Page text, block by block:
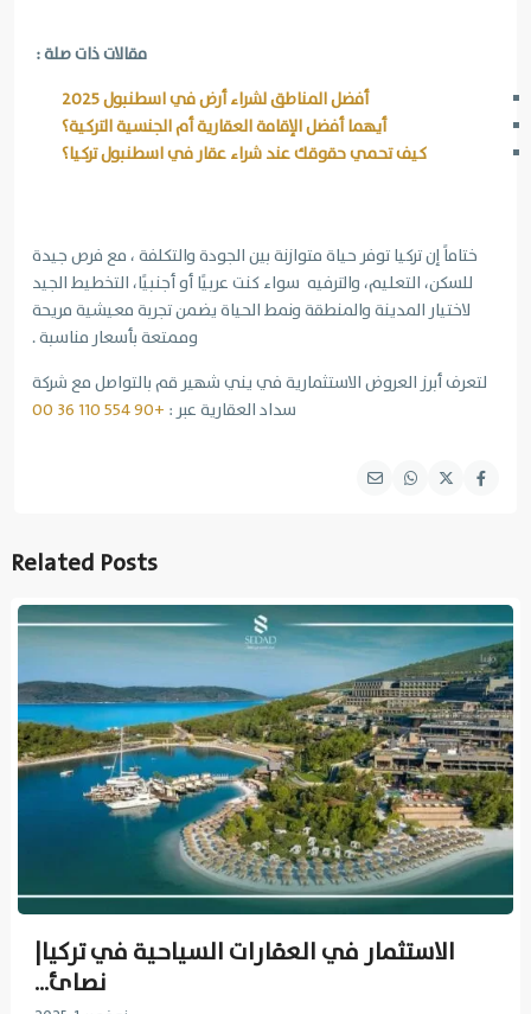
مقالات ذات صلة :
أفضل المناطق لشراء أرض في اسطنبول 2025
أيهما أفضل الإقامة العقارية أم الجنسية التركية؟
كيف تحمي حقوقك عند شراء عقار في اسطنبول تركيا؟
ختاماً إن تركيا توفر حياة متوازنة بين الجودة والتكلفة ، مع فرص جيدة
للسكن، التعليم، والترفيه سواء كنت عربيًا أو أجنبيًا، التخطيط الجيد
لاختيار المدينة والمنطقة ونمط الحياة يضمن تجربة معيشية مريحة
وممتعة بأسعار مناسبة .
لتعرف أبرز العروض الاستثمارية في يني شهير قم بالتواصل مع شركة
سداد العقارية عبر : +90 554 110 36 00
Related Posts
الاستثمار في العقارات السياحية في تركيا|
نصائ...